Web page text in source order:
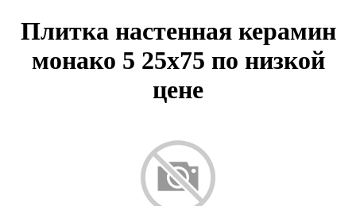
Плитка настенная керамин
монако 5 25х75 по низкой
цене